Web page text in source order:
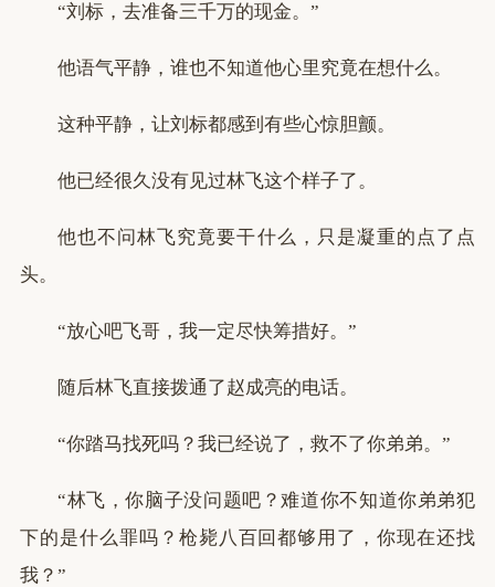
“刘标，去准备三千万的现金。”
他语气平静，谁也不知道他心里究竟在想什么。
这种平静，让刘标都感到有些心惊胆颤。
他已经很久没有见过林飞这个样子了。
他也不问林飞究竟要干什么，只是凝重的点了点
头。
“放心吧飞哥，我一定尽快筹措好。”
随后林飞直接拨通了赵成亮的电话。
“你踏马找死吗？我已经说了，救不了你弟弟。”
“林飞，你脑子没问题吧？难道你不知道你弟弟犯
下的是什么罪吗？枪毙八百回都够用了，你现在还找
我？”